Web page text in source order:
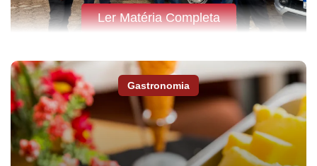
Ler Matéria Completa
Gastronomia